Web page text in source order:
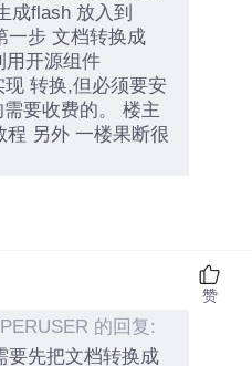
成flash 放入到
用开源组件
转换,但必须要安
收费的。 楼主
的回复:
赞